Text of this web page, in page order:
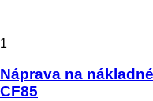
1
Náprava na
CF85